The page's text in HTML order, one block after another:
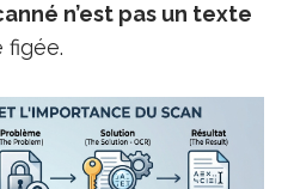
n’est pas un texte
figée.